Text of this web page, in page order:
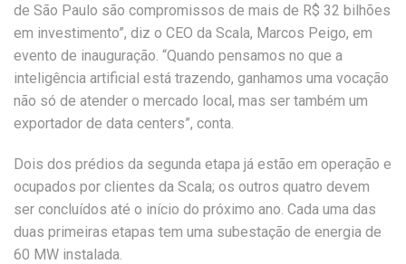
de São Paulo são compromissos de mais de R$ 32 bilhões
em investimento”, diz o CEO da Scala, Marcos Peigo, em
evento de inauguração. “Quando pensamos no que a
inteligência artificial está trazendo, ganhamos uma vocação
não só de atender o mercado local, mas ser também um
exportador de data centers”, conta.
Dois dos prédios da segunda etapa já estão em operação e
ocupados por clientes da Scala; os outros quatro devem
ser concluídos até o início do próximo ano. Cada uma das
duas primeiras etapas tem uma subestação de energia de
60 MW instalada.